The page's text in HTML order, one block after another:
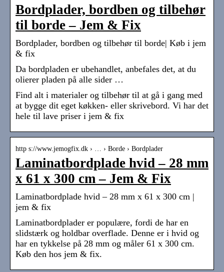
Bordplader, bordben og tilbehør
til borde – Jem & Fix
Bordplader, bordben og tilbehør til borde| Køb i jem
& fix
Da bordpladen er ubehandlet, anbefales det, at du
olierer pladen på alle sider …
Find alt i materialer og tilbehør til at gå i gang med
at bygge dit eget køkken- eller skrivebord. Vi har det
hele til lave priser i jem & fix
http s://www.jemogfix.dk › … › Borde › Bordplader
Laminatbordplade hvid – 28 mm
x 61 x 300 cm – Jem & Fix
Laminatbordplade hvid – 28 mm x 61 x 300 cm |
jem & fix
Laminatbordplader er populære, fordi de har en
slidstærk og holdbar overflade. Denne er i hvid og
har en tykkelse på 28 mm og måler 61 x 300 cm.
Køb den hos jem & fix.